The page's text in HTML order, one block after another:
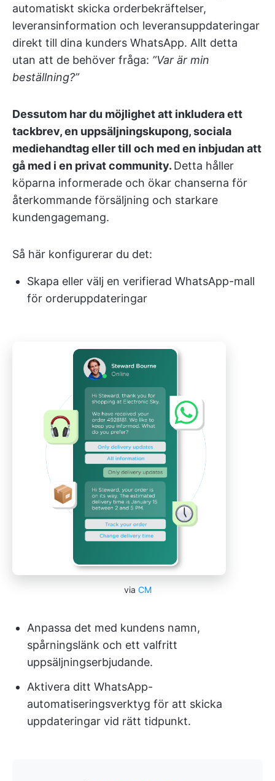
automatiskt skicka orderbekräftelser,
leveransinformation och leveransuppdateringar
direkt till dina kunders WhatsApp. Allt detta
utan att de behöver fråga: ”Var är min
beställning?”
Dessutom har du möjlighet att inkludera ett
tackbrev, en uppsäljningskupong, sociala
mediehandtag eller till och med en inbjudan att
gå med i en privat community. Detta håller
köparna informerade och ökar chanserna för
återkommande försäljning och starkare
kundengagemang.
Så här konfigurerar du det:
Skapa eller välj en verifierad WhatsApp-mall
för orderuppdateringar
via CM
Anpassa det med kundens namn,
spårningslänk och ett valfritt
uppsäljningserbjudande.
Aktivera ditt WhatsApp-
automatiseringsverktyg för att skicka
uppdateringar vid rätt tidpunkt.